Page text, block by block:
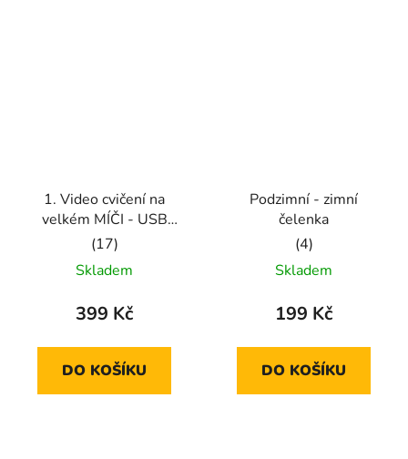
1. Video cvičení na
velkém MÍČI - USB
fleška
Průměrné
hodnocení
produktu
5,0
z
Skladem
399 Kč
DO KOŠÍKU
Podzimní - zimní
čelenka
Průměrné
hodnocení
produktu
5,0
z
Skladem
199 Kč
DO KOŠÍKU